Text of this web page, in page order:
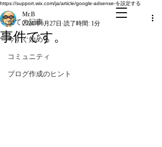
https://support.wix.com/ja/article/google-adsense-を設定する
全ての記事
今すぐ始める
コミュニティ
ブログ作成のヒント
事件です。
Mr.B
2020年6月27日 読了時間: 1分